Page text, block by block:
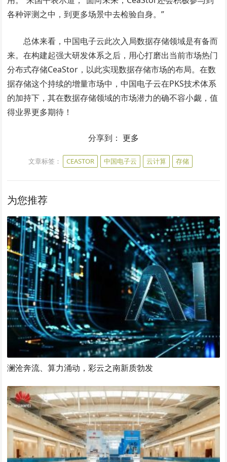
各种评测之中，到更多场景中去检验自身。”
总体来看，中国电子云此次入局数据存储领域是有备而
来。在构建起强大研发体系之后，用心打磨出当前市场热门
分布式存储CeaStor，以此实现数据存储市场的布局。在数
据存储这个持续的增量市场中，中国电子云在PKS技术体系
的加持下，其在数据存储领域的市场潜力的确不容小觑，值
得业界更多期待！
分享到： 更多
文章标签： CEASTOR 中国电子云 云计算 存储
为您推荐
澜沧奔流、算力涌动，彩云之南新质勃发